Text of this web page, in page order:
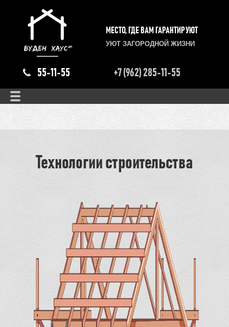
МЕСТО, ГДЕ ВАМ ГАРАНТИРУЮТ
УЮТ ЗАГОРОДНОЙ ЖИЗНИ
55-11-55 +7 (962) 285-11-55
Технологии строительства